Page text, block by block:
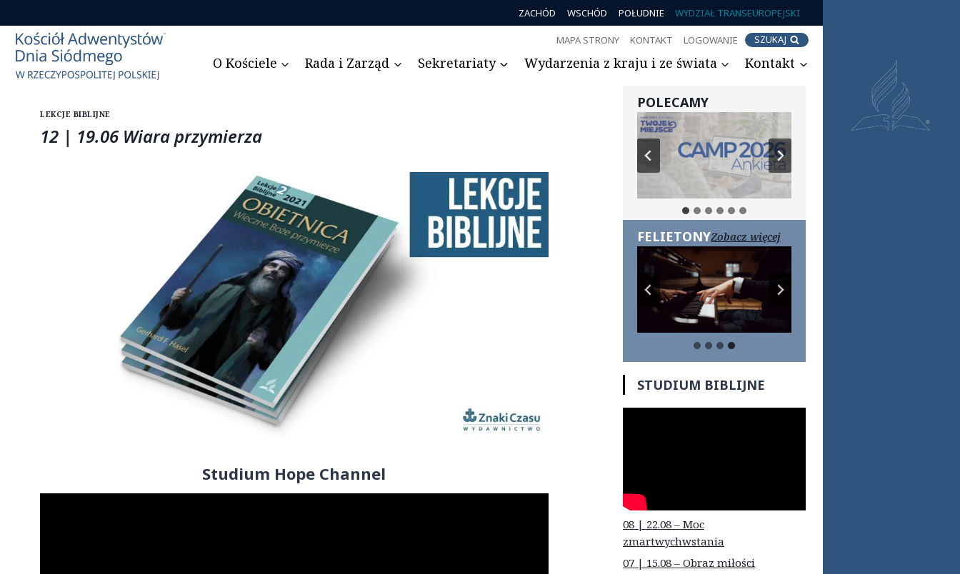
do
treści
ZACHÓD WSCHÓD POŁUDNIE WYDZIAŁ TRANSEUROPEJSKI
MAPA STRONY KONTAKT LOGOWANIE SZUKAJ
O Kościele Rada i Zarząd Sekretariaty Wydarzenia z kraju i ze świata Kontakt
LEKCJE BIBLIJNE
12 | 19.06 Wiara przymierza
Studium Hope Channel
POLECAMY
FELIETONYZobacz więcej
STUDIUM BIBLIJNE
08 | 22.08 – Moc
zmartwychwstania
07 | 15.08 – Obraz miłości